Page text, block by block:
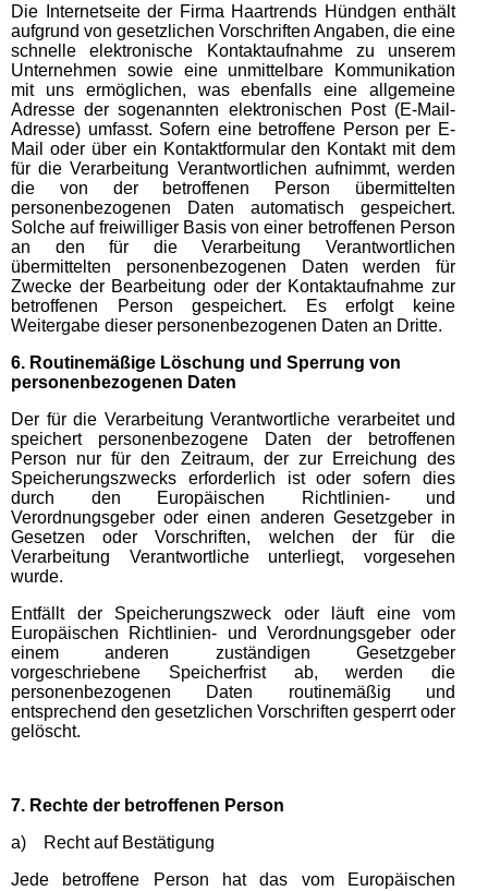
Die Internetseite der Firma Haartrends Hündgen enthält
aufgrund von gesetzlichen Vorschriften Angaben, die eine
schnelle elektronische Kontaktaufnahme zu unserem
Unternehmen sowie eine unmittelbare Kommunikation
mit uns ermöglichen, was ebenfalls eine allgemeine
Adresse der sogenannten elektronischen Post (E-Mail-
Adresse) umfasst. Sofern eine betroffene Person per E-
Mail oder über ein Kontaktformular den Kontakt mit dem
für die Verarbeitung Verantwortlichen aufnimmt, werden
die von der betroffenen Person übermittelten
personenbezogenen Daten automatisch gespeichert.
Solche auf freiwilliger Basis von einer betroffenen Person
an den für die Verarbeitung Verantwortlichen
übermittelten personenbezogenen Daten werden für
Zwecke der Bearbeitung oder der Kontaktaufnahme zur
betroffenen Person gespeichert. Es erfolgt keine
Weitergabe dieser personenbezogenen Daten an Dritte.
6. Routinemäßige Löschung und Sperrung von
personenbezogenen Daten
Der für die Verarbeitung Verantwortliche verarbeitet und
speichert personenbezogene Daten der betroffenen
Person nur für den Zeitraum, der zur Erreichung des
Speicherungszwecks erforderlich ist oder sofern dies
durch den Europäischen Richtlinien- und
Verordnungsgeber oder einen anderen Gesetzgeber in
Gesetzen oder Vorschriften, welchen der für die
Verarbeitung Verantwortliche unterliegt, vorgesehen
wurde.
Entfällt der Speicherungszweck oder läuft eine vom
Europäischen Richtlinien- und Verordnungsgeber oder
einem anderen zuständigen Gesetzgeber
vorgeschriebene Speicherfrist ab, werden die
personenbezogenen Daten routinemäßig und
entsprechend den gesetzlichen Vorschriften gesperrt oder
gelöscht.
7. Rechte der betroffenen Person
a) Recht auf Bestätigung
Jede betroffene Person hat das vom Europäischen